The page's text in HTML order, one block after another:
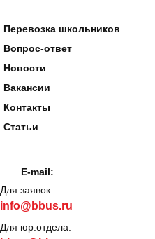
Перевозка школьников
Вопрос-ответ
Новости
Вакансии
Контакты
Статьи
E-mail:
Для заявок:
info@bbus.ru
Для юр.отдела: